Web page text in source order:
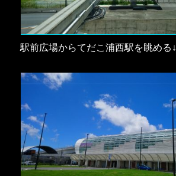
駅前広場からてだこ浦西駅を眺める↓